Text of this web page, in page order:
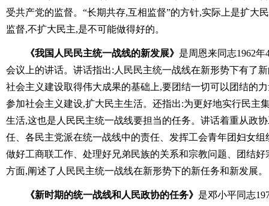
受共产党的监督。“长期共存,互相监督”的方针,实际上是扩大
监督,不扩大民主,是不可能做得好的。
《我国人民民主统一战线的新发展》 是周恩来同志1962
会议上的讲话。讲话指出:人民民主统一战线在新形势下有了
社会主义建设取得伟大成果的基础上,要团结一切可以团结的
参加社会主义建设,扩大民主生活。还指出:为更好地实行民主
生活,这也是人民民主统一战线要担当的任务。讲话着重从政
任、各民主党派在统一战线中的责任、发挥工会青年团妇女
做好工商联工作、处理好兄弟民族的关系和宗教问题、团结
方面,阐述了人民民主统一战线在新形势下的新任务和新发展。
《新时期的统一战线和人民政协的任务》 是邓小平同志